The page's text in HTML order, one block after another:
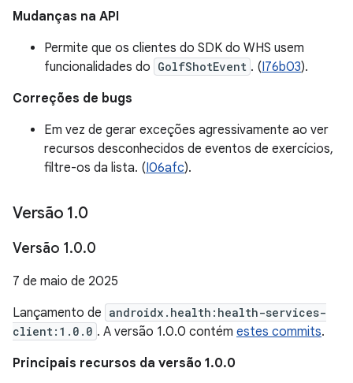
Mudanças na API
Permite que os clientes do SDK do WHS usem
funcionalidades do GolfShotEvent . (I76b03).
Correções de bugs
Em vez de gerar exceções agressivamente ao ver
recursos desconhecidos de eventos de exercícios,
filtre-os da lista. (I06afc).
Versão 1.0
Versão 1.0.0
7 de maio de 2025
Lançamento de androidx.health:health-services-
client:1.0.0 . A versão 1.0.0 contém estes commits.
Principais recursos da versão 1.0.0